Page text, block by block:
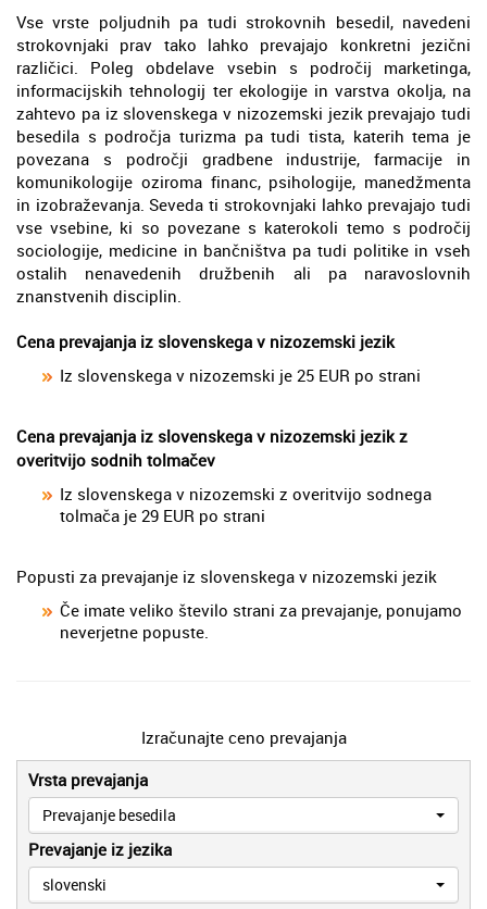
Vse vrste poljudnih pa tudi strokovnih besedil, navedeni
strokovnjaki prav tako lahko prevajajo konkretni jezični
različici. Poleg obdelave vsebin s področij marketinga,
informacijskih tehnologij ter ekologije in varstva okolja, na
zahtevo pa iz slovenskega v nizozemski jezik prevajajo tudi
besedila s področja turizma pa tudi tista, katerih tema je
povezana s področji gradbene industrije, farmacije in
komunikologije oziroma financ, psihologije, manedžmenta
in izobraževanja. Seveda ti strokovnjaki lahko prevajajo tudi
vse vsebine, ki so povezane s katerokoli temo s področij
sociologije, medicine in bančništva pa tudi politike in vseh
ostalih nenavedenih družbenih ali pa naravoslovnih
znanstvenih disciplin.
Cena prevajanja iz slovenskega v nizozemski jezik
Iz slovenskega v nizozemski je 25 EUR po strani
Cena prevajanja iz slovenskega v nizozemski jezik z
overitvijo sodnih tolmačev
Iz slovenskega v nizozemski z overitvijo sodnega
tolmača je 29 EUR po strani
Popusti za prevajanje iz slovenskega v nizozemski jezik
Če imate veliko število strani za prevajanje, ponujamo
neverjetne popuste.
Izračunajte ceno prevajanja
Vrsta prevajanja
Prevajanje besedila
Prevajanje iz jezika
slovenski